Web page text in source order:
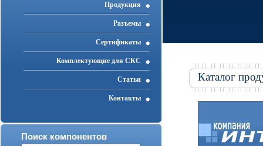
Продукция
Разъемы
Cертификаты
Комплектующие для СКС
Статьи
Контакты
Поиск компонентов
Каталог